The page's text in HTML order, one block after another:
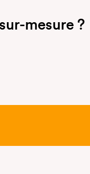
mesure ?